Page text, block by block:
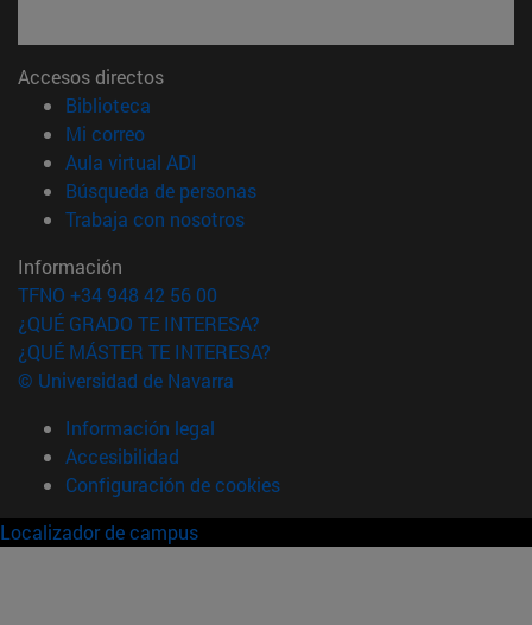
Accesos directos
Biblioteca
Mi correo(abre en nueva ventana)
Aula virtual ADI
Búsqueda de personas(abre en nueva ventana)
Trabaja con nosotros(abre en nueva ventana)
Información
TFNO +34 948 42 56 00
¿QUÉ GRADO TE INTERESA?
¿QUÉ MÁSTER TE INTERESA?
© Universidad de Navarra
Información legal
Accesibilidad
Configuración de cookies
Localizador de campus